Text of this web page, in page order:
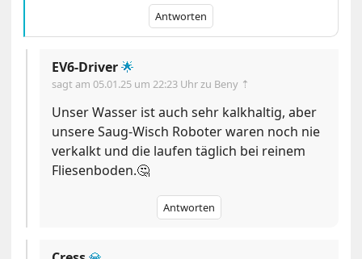
Antworten
EV6-Driver🌟
sagt am05.01.25 um 22:23 Uhrzu Beny ⇡
Unser Wasser ist auch sehr kalkhaltig, aber
unsere Saug-Wisch Roboter waren noch nie
verkalkt und die laufen täglich bei reinem
Fliesenboden.🤔
Antworten